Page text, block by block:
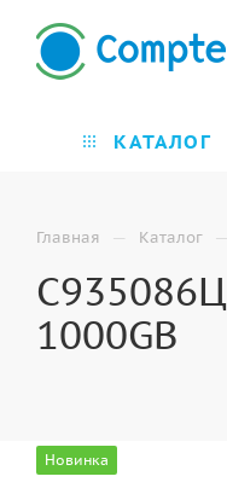
КАТАЛОГ
Главная — Каталог —
1000GB
Новинка